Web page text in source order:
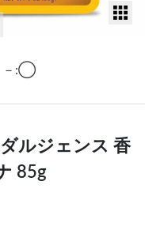
－:◯
ルジェンス 香
85g